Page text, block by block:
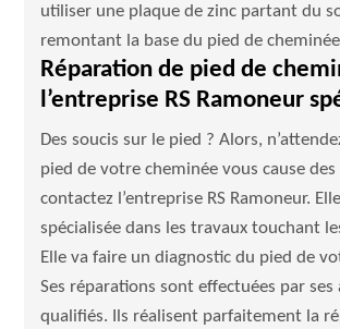
utiliser une plaque de zinc partant du
remontant la base du pied de
Réparation de pied de
l’entreprise RS Ramoneur
Des soucis sur le pied ? Alors,
pied de votre cheminée vous cause des
contactez l’entreprise RS Ramoneur.
spécialisée dans les travaux touchant
Elle va faire un diagnostic du pied de
Ses réparations sont effectuées par ses
qualifiés. Ils réalisent parfaitement la